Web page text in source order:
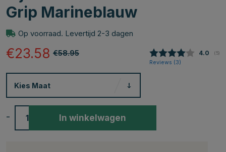
Grip Marineblauw
Op voorraad. Levertijd 2-3 dagen
€58.95
€23.58 4.0 (5)
Reviews (3)
Kies Maat
- In winkelwagen